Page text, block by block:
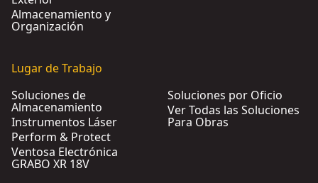
Almacenamiento y
Organización
Lugar de Trabajo
Soluciones de
Almacenamiento
Instrumentos Láser
Perform & Protect
Ventosa Electrónica
GRABO XR 18V
Soluciones por Oficio
Ver Todas las Soluciones
Para Obras